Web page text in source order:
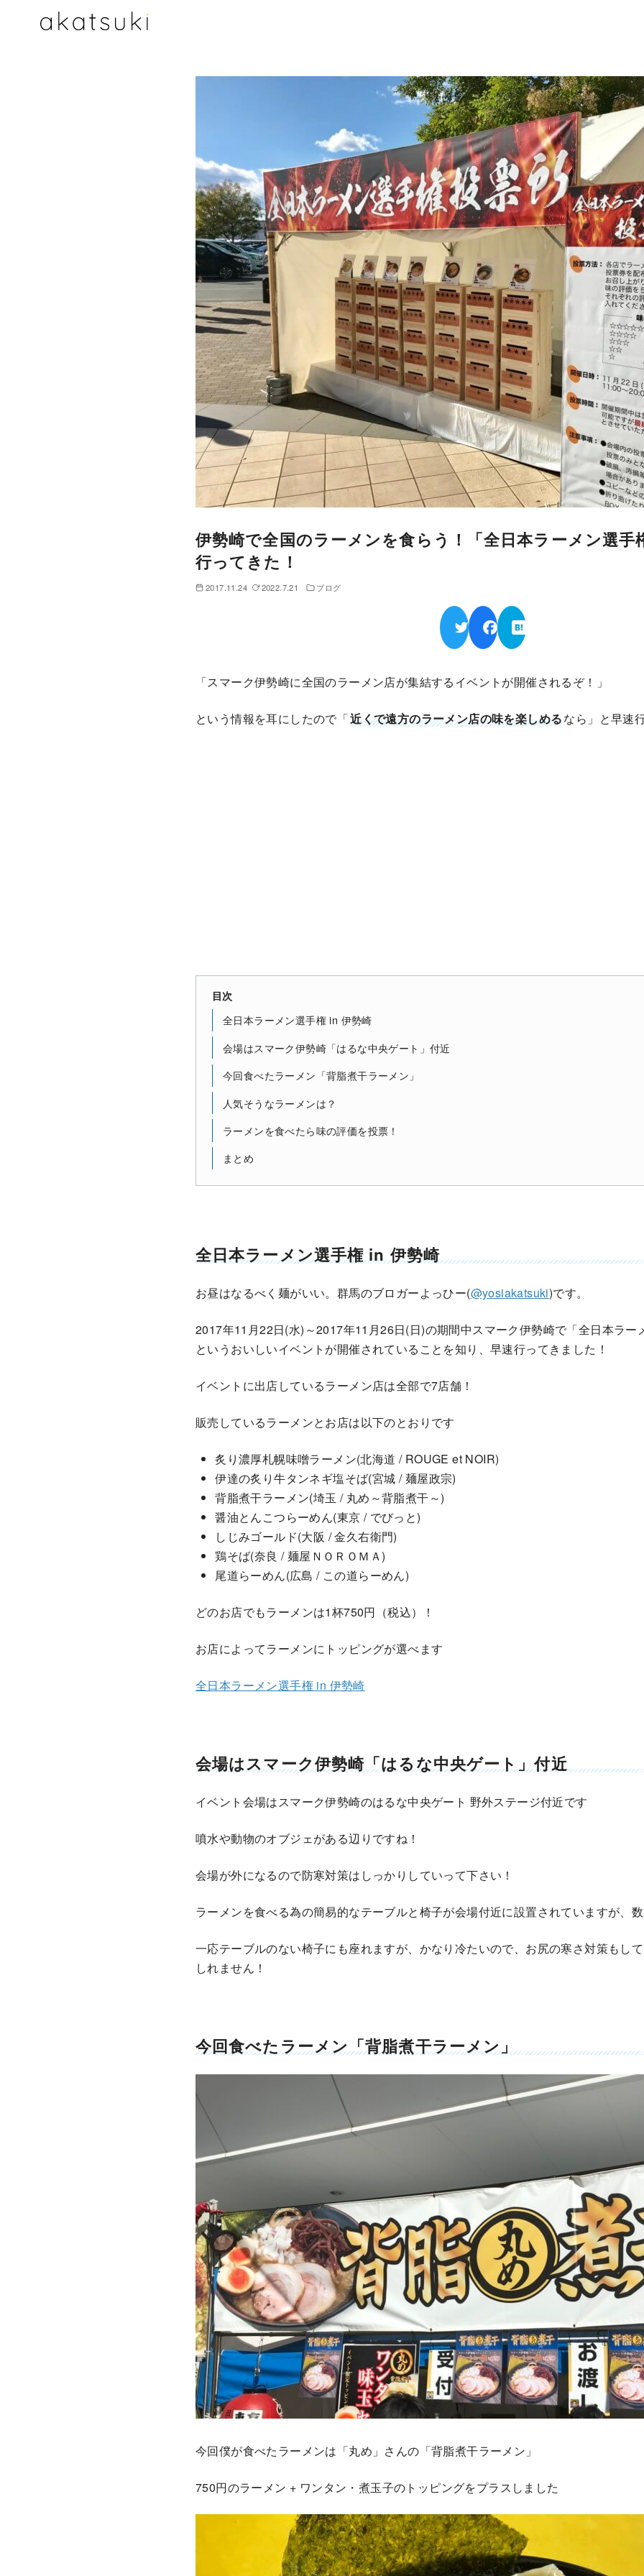
伊勢崎で全国のラーメンを食らう！「全日本ラーメン選手
行ってきた！
2017.11.24 2022.7.21 ブログ
「スマーク伊勢崎に全国のラーメン店が集結するイベントが開催されるぞ！」
という情報を耳にしたので「近くで遠方のラーメン店の味を楽しめるなら」と早速
目次
全日本ラーメン選手権 in 伊勢崎
会場はスマーク伊勢崎「はるな中央ゲート」付近
今回食べたラーメン「背脂煮干ラーメン」
人気そうなラーメンは？
ラーメンを食べたら味の評価を投票！
まとめ
全日本ラーメン選手権 in 伊勢崎
お昼はなるべく麺がいい。群馬のブロガーよっひー(@yosiakatsuki)です。
2017年11月22日(水)～2017年11月26日(日)の期間中スマーク伊勢崎で「全日本ラー
というおいしいイベントが開催されていることを知り、早速行ってきました！
イベントに出店しているラーメン店は全部で7店舗！
販売しているラーメンとお店は以下のとおりです
炙り濃厚札幌味噌ラーメン(北海道 / ROUGE et NOIR)
伊達の炙り牛タンネギ塩そば(宮城 / 麺屋政宗)
背脂煮干ラーメン(埼玉 / 丸め～背脂煮干～)
醤油とんこつらーめん(東京 / でびっと)
しじみゴールド(大阪 / 金久右衛門)
鶏そば(奈良 / 麺屋ＮＯＲＯＭＡ)
尾道らーめん(広島 / この道らーめん)
どのお店でもラーメンは1杯750円（税込）！
お店によってラーメンにトッピングが選べます
全日本ラーメン選手権 in 伊勢崎
会場はスマーク伊勢崎「はるな中央ゲート」付近
イベント会場はスマーク伊勢崎のはるな中央ゲート 野外ステージ付近です
噴水や動物のオブジェがある辺りですね！
会場が外になるので防寒対策はしっかりしていって下さい！
ラーメンを食べる為の簡易的なテーブルと椅子が会場付近に設置されていますが、
一応テーブルのない椅子にも座れますが、かなり冷たいので、お尻の寒さ対策もし
しれません！
今回食べたラーメン「背脂煮干ラーメン」
今回僕が食べたラーメンは「丸め」さんの「背脂煮干ラーメン」
750円のラーメン + ワンタン・煮玉子のトッピングをプラスしました